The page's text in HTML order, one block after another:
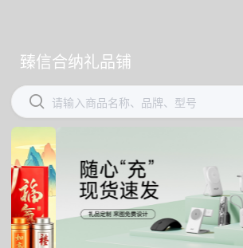
臻信合纳礼品铺
 请输入商品名称、品牌、型号
臻信合纳礼品铺
 请输入商品名称、品牌、型号